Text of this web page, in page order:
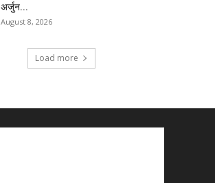
अर्जुन...
August 8, 2026
Load more